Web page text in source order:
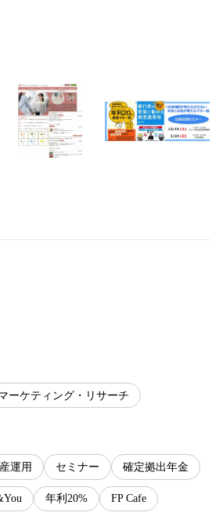
ーケティング・リサーチ
運用 セミナー 確定拠出年金
年利20% FP Cafe